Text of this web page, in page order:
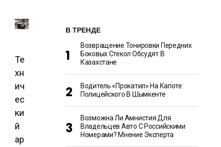
Те
хн
ич
ес
ки
й
ар
В ТРЕНДЕ
Возвращение Тонировки Передних
Боковых Стекол Обсудят В
Казахстане
Водитель «прокатил» На Капоте
Полицейского В Шымкенте
Возможна Ли Амнистия Для
Владельцев Авто С Российскими
Номерами? Мнение Эксперта